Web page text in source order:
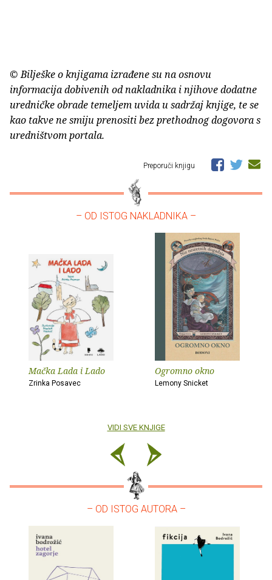
© Bilješke o knjigama izrađene su na osnovu
informacija dobivenih od nakladnika i njihove dodatne
uredničke obrade temeljem uvida u sadržaj knjige, te se
kao takve ne smiju prenositi bez prethodnog dogovora s
uredništvom portala.
Preporuči knjigu
– OD ISTOG NAKLADNIKA –
Mačka Lada i Lado
Zrinka Posavec
Ogromno okno
Lemony Snicket
VIDI SVE KNJIGE
– OD ISTOG AUTORA –